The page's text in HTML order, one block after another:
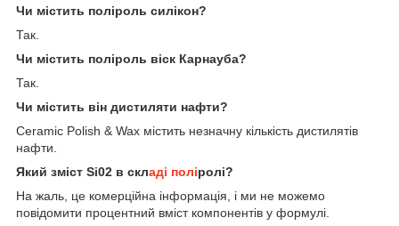
Чи містить поліроль силікон?
Так.
Чи містить поліроль віск Карнауба?
Так.
Чи містить він дистиляти нафти?
Ceramic Polish & Wax містить незначну кількість дистилятів
нафти.
Який зміст Si02 в складі поліролі?
На жаль, це комерційна інформація, і ми не можемо
повідомити процентний вміст компонентів у формулі.